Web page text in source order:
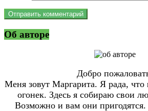
Об авторе
Добро
Меня зовут Маргарита. Я рада,
огонек. Здесь я собираю свои
Возможно и вам они пригодятся.